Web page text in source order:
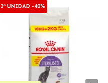
2ª UNIDAD -40%